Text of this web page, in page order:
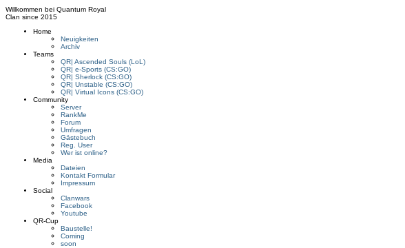
Willkommen bei Quantum Royal
Clan since 2015
Home
Neuigkeiten
Archiv
Teams
QR| Ascended Souls (LoL)
QR| e-Sports (CS:GO)
QR| Sherlock (CS:GO)
QR| Unstable (CS:GO)
QR| Virtual Icons (CS:GO)
Community
Server
RankMe
Forum
Umfragen
Gästebuch
Reg. User
Wer ist online?
Media
Dateien
Kontakt Formular
Impressum
Social
Clanwars
Facebook
Youtube
QR-Cup
Baustelle!
Coming
soon